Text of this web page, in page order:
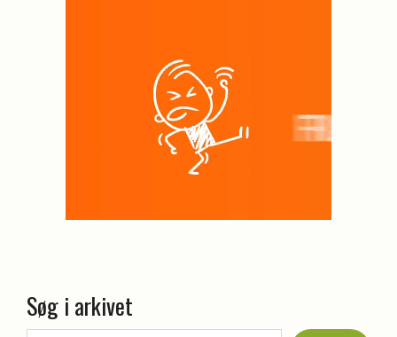
Søg i arkivet